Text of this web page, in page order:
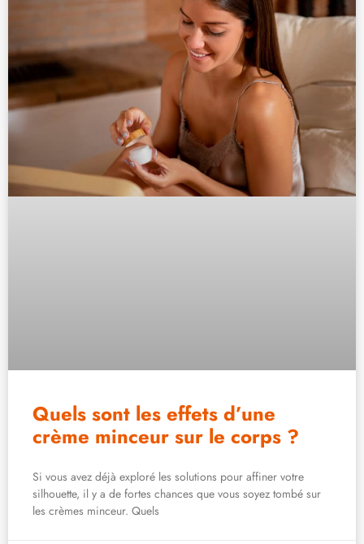
Quels sont les effets d’une
crème minceur sur le corps ?
Si vous avez déjà exploré les solutions pour affiner votre
silhouette, il y a de fortes chances que vous soyez tombé sur
les crèmes minceur. Quels